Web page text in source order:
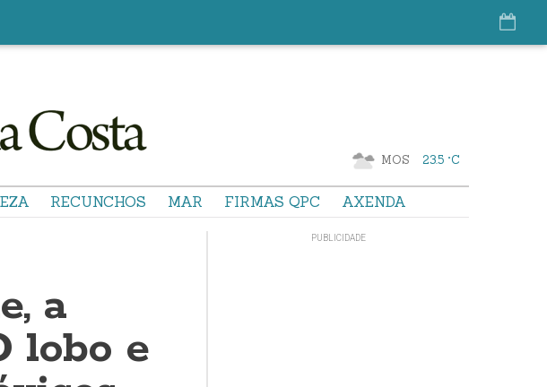
MOS 23.5 °C
RECUNCHOS MAR FIRMAS QPC AXENDA
a
lobo e